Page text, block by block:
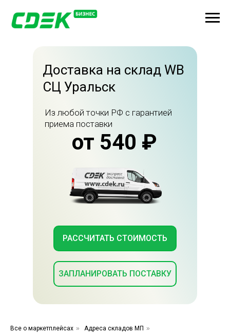
Доставка на склад WB
СЦ Уральск
Из любой точки РФ с гарантией
приема поставки
РАССЧИТАТЬ СТОИМОСТЬ
ЗАПЛАНИРОВАТЬ ПОСТАВКУ
от 540 ₽
Все о маркетплейсах » Адреса складов МП »